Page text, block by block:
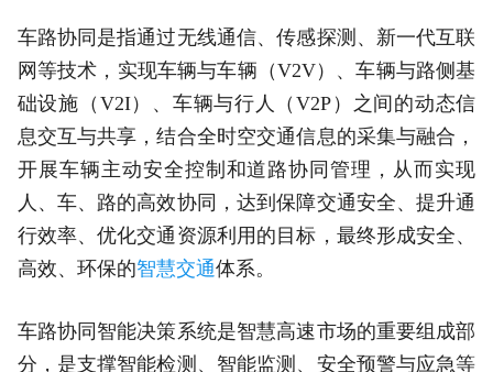
车路协同是指通过无线通信、传感探测、新一代互联
网等技术，实现车辆与车辆（V2V）、车辆与路侧基
础设施（V2I）、车辆与行人（V2P）之间的动态信
息交互与共享，结合全时空交通信息的采集与融合，
开展车辆主动安全控制和道路协同管理，从而实现
人、车、路的高效协同，达到保障交通安全、提升通
行效率、优化交通资源利用的目标，最终形成安全、
高效、环保的智慧交通体系。
车路协同智能决策系统是智慧高速市场的重要组成部
分，是支撑智能检测、智能监测、安全预警与应急等